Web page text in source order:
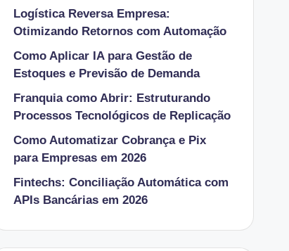
Logística Reversa Empresa:
Otimizando Retornos com Automação
Como Aplicar IA para Gestão de
Estoques e Previsão de Demanda
Franquia como Abrir: Estruturando
Processos Tecnológicos de Replicação
Como Automatizar Cobrança e Pix
para Empresas em 2026
Fintechs: Conciliação Automática com
APIs Bancárias em 2026